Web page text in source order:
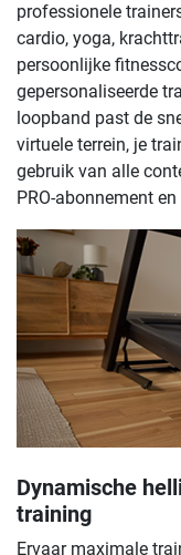
professionele
cardio, yoga,
persoonlijke
gepersonaliseerde
loopband past de
virtuele terrein, je
gebruik van alle
PRO-abonnement
Dynamische
training
Ervaar maximale